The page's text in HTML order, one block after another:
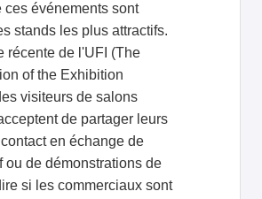
ces événements sont
stands les plus attractifs.
récente de l'UFI (The
of the Exhibition
visiteurs de salons
de partager leurs
en échange de
ou de démonstrations de
si les commerciaux sont